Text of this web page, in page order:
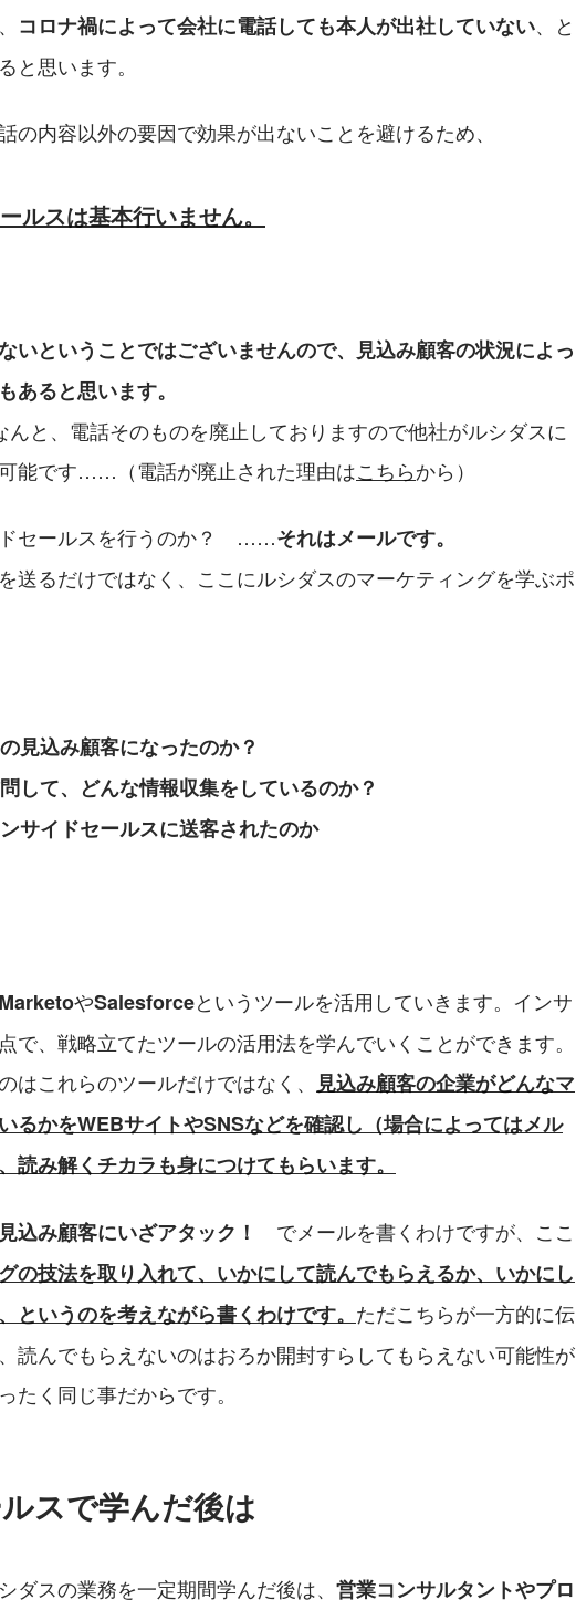
コロナ禍によって会社に電話しても本人が出社していない、と
と思います。
の内容以外の要因で効果が出ないことを避けるため、
ルスは基本行いません。
いということではございませんので、見込み顧客の状況によっ
あると思います。
と、電話そのものを廃止しておりますので他社がルシダスに
能です……（電話が廃止された理由はこちらから）
セールスを行うのか？　……それはメールです。
送るだけではなく、ここにルシダスのマーケティングを学ぶポ
見込み顧客になったのか？
して、どんな情報収集をしているのか？
サイドセールスに送客されたのか
MarketoやSalesforceというツールを活用していきます。インサ
で、戦略立てたツールの活用法を学んでいくことができます。
はこれらのツールだけではなく、
見込み顧客の企業がどんなマ
るかをWEBサイトやSNSなどを確認し（場合によってはメル
読み解くチカラも身につけてもらいます。
込み顧客にいざアタック！
でメールを書くわけですが、ここ
の技法を取り入れて、いかにして読んでもらえるか、いかにし
というのを考えながら書くわけです。 ただこちらが一方的に伝
読んでもらえないのはおろか開封すらしてもらえない可能性が
たく同じ事だからです。
スで学んだ後は
ダスの業務を一定期間学んだ後は、 営業コンサルタントやプロ